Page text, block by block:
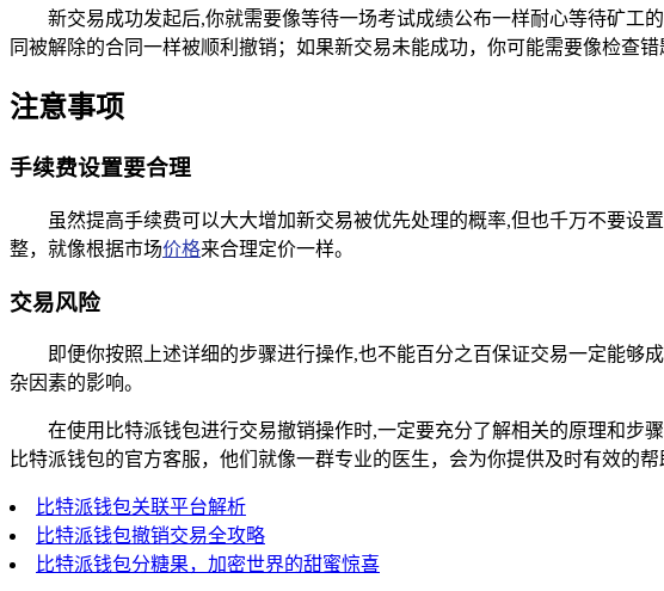
新交易成功发起后,你就需要像等待一场考试成绩公布一样耐心等待矿工
同被解除的合同一样被顺利撤销；如果新交易未能成功，你可能需要像检查
注意事项
手续费设置要合理
虽然提高手续费可以大大增加新交易被优先处理的概率,但也千万不要设
整，就像根据市场价格来合理定价一样。
交易风险
即便你按照上述详细的步骤进行操作,也不能百分之百保证交易一定能
杂因素的影响。
在使用比特派钱包进行交易撤销操作时,一定要充分了解相关的原理和步
比特派钱包的官方客服，他们就像一群专业的医生，会为你提供及时有效的帮
比特派钱包关联平台解析
比特派钱包撤销交易全攻略
比特派钱包分糖果，加密世界的甜蜜惊喜